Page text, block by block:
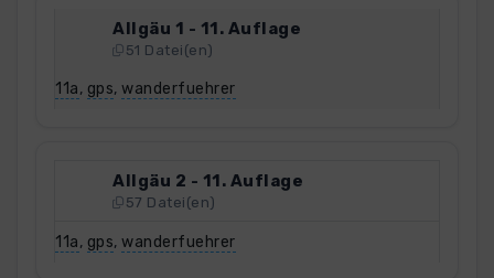
Allgäu 1 - 11. Auflage
51 Datei(en)
11a, gps, wanderfuehrer
Allgäu 2 - 11. Auflage
57 Datei(en)
11a, gps, wanderfuehrer